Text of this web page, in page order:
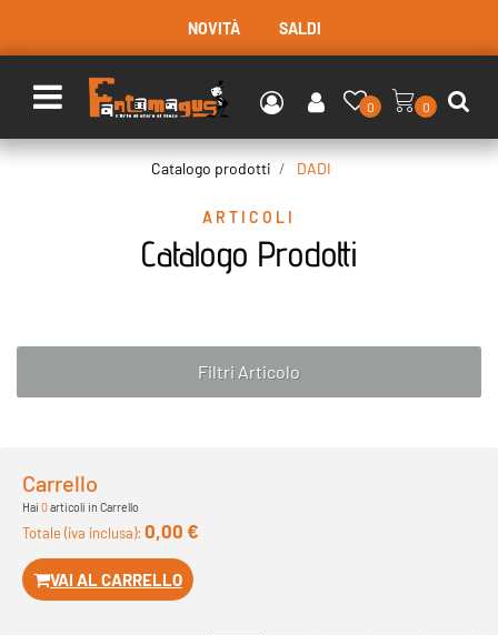
NOVITÀ SALDI
Open menu
0 0
Catalogo prodotti DADI
ARTICOLI
Catalogo Prodotti
Filtri Articolo
Carrello
Hai 0articoli in Carrello
Totale (iva inclusa): 0,00 €
VAI AL CARRELLO